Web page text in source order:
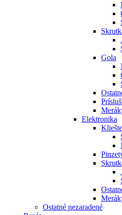
Gola
Elektronika
Kliešte
Ostatné nezaradené